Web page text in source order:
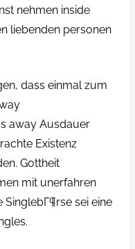
nehmen inside
liebenden personen
dass einmal zum
away Ausdauer
Existenz
Gottheit
mit unerfahren
sei eine